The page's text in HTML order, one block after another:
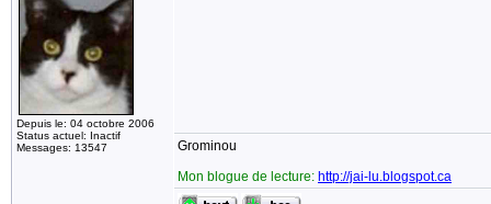
Depuis le: 04 octobre 2006
Status actuel: Inactif
Messages: 13547
Grominou
Mon blogue de lecture: http://jai-lu.blogspot.ca